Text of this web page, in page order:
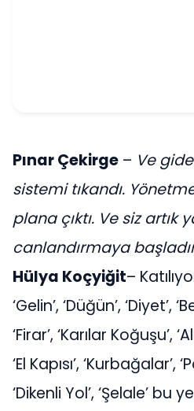
Pınar Çekirge – Ve
sistemi tıkandı.
plana çıktı. Ve siz
canlandırmaya
Hülya Koçyiğit–
‘Gelin’, ‘Düğün’, ‘Diyet’,
‘Firar’, ‘Karılar Koğuşu’,
‘El Kapısı’, ‘Kurbağalar’,
‘Dikenli Yol’, ‘Şelale’ bu